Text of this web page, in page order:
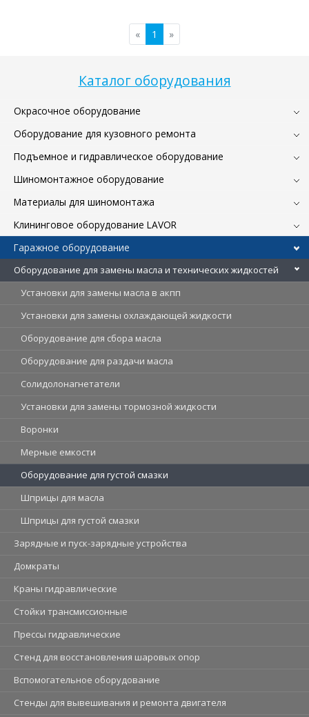
Каталог оборудования
Окрасочное оборудование
Оборудование для кузовного ремонта
Подъемное и гидравлическое оборудование
Шиномонтажное оборудование
Материалы для шиномонтажа
Клининговое оборудование LAVOR
Гаражное оборудование
Оборудование для замены масла и технических жидкостей
Установки для замены масла в акпп
Установки для замены охлаждающей жидкости
Оборудование для сбора масла
Оборудование для раздачи масла
Солидолонагнетатели
Установки для замены тормозной жидкости
Воронки
Мерные емкости
Оборудование для густой смазки
Шприцы для масла
Шприцы для густой смазки
Зарядные и пуск-зарядные устройства
Домкраты
Краны гидравлические
Стойки трансмиссионные
Прессы гидравлические
Стенд для восстановления шаровых опор
Вспомогательное оборудование
Стенды для вывешивания и ремонта двигателя
« 1 »